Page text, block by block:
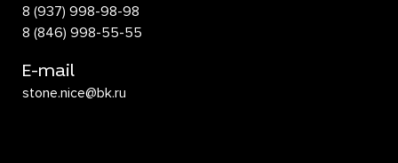
8 (937) 998-98-98
8 (846) 998-55-55
E-mail
stone.nice@bk.ru